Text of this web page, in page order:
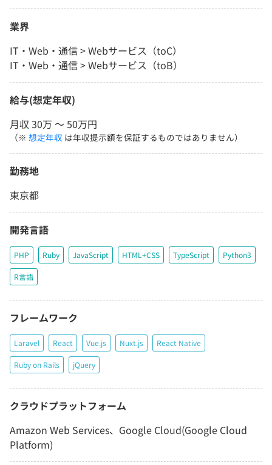
業界
IT・Web・通信 > Webサービス（toC）
IT・Web・通信 > Webサービス（toB）
給与(想定年収)
月収 30万 〜 50万円
（※ 想定年収 は年収提示額を保証するものではありません）
勤務地
東京都
開発言語
PHP Ruby JavaScript HTML+CSS TypeScript Python3
R言語
フレームワーク
Laravel React Vue.js Nuxt.js React Native
Ruby on Rails jQuery
クラウドプラットフォーム
Amazon Web Services、Google Cloud(Google Cloud
Platform)